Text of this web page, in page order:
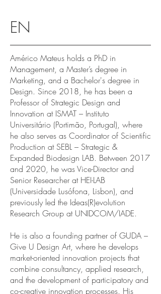
EN
Américo Mateus holds a PhD in
Management, a Master’s degree in
Marketing, and a Bachelor's degree in
Design. Since 2018, he has been a
Professor of Strategic Design and
Innovation at ISMAT – Instituto
Universitário (Portimão, Portugal), where
he also serves as Coordinator of Scientific
Production at SEBL – Strategic &
Expanded Biodesign LAB. Between 2017
and 2020, he was Vice-Director and
Senior Researcher at HEI-LAB
(Universidade Lusófona, Lisbon), and
previously led the Ideas(R)evolution
Research Group at UNIDCOM/IADE.
He is also a founding partner of GUDA –
Give U Design Art, where he develops
market-oriented innovation projects that
combine consultancy, applied research,
and the development of participatory and
co-creative innovation processes. His